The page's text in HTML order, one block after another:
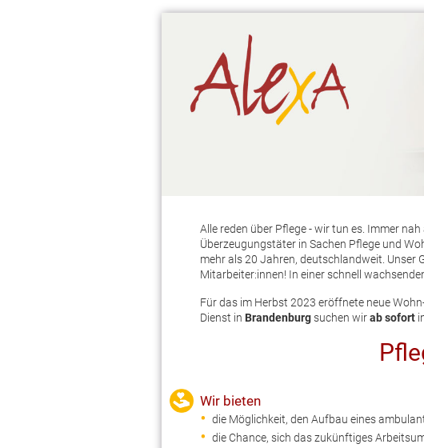
Alle reden über Pflege - wir tun es. Immer
Überzeugungstäter in Sachen Pflege und
mehr als 20 Jahren, deutschlandweit. Unser
Mitarbeiter:innen! In einer schnell
Für das im Herbst 2023 eröffnete neue
Dienst in Brandenburgsuchen wirab sofort
Wir bieten
die Möglichkeit, den Aufbau eines
die Chance, sich das zukünftiges